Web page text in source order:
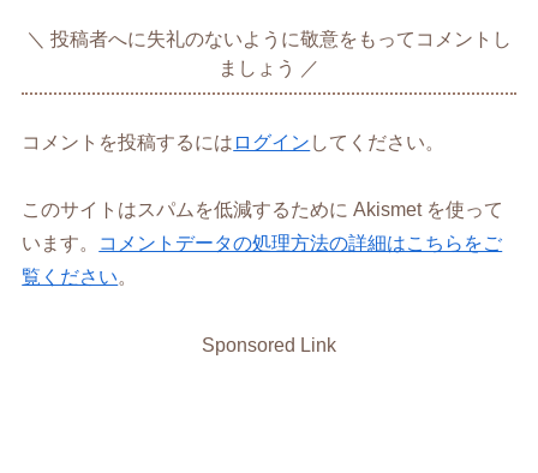
投稿者へに失礼のないように敬意をもってコメントし
ましょう
コメントを投稿するには ログイン してください。
このサイトはスパムを低減するために Akismet を使って
います。
コメントデータの処理方法の詳細はこちらをご
覧ください。
Sponsored Link